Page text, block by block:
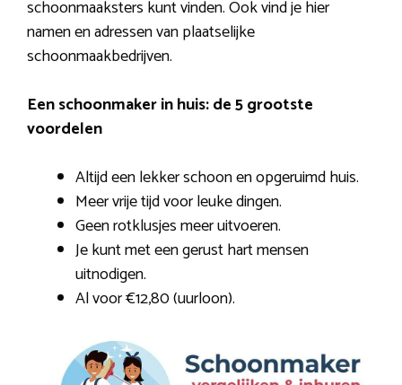
schoonmaaksters kunt vinden. Ook vind je hier
namen en adressen van plaatselijke
schoonmaakbedrijven.
Een schoonmaker in huis: de 5 grootste
voordelen
Altijd een lekker schoon en opgeruimd huis.
Meer vrije tijd voor leuke dingen.
Geen rotklusjes meer uitvoeren.
Je kunt met een gerust hart mensen
uitnodigen.
Al voor €12,80 (uurloon).